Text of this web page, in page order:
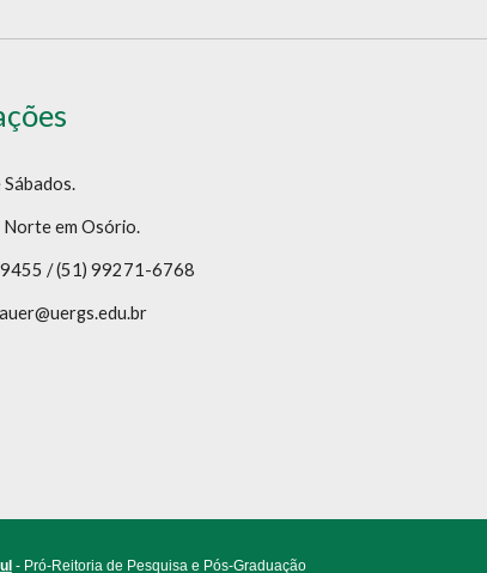
em Osório.
/ (51) 99271-6768
- Pró-Reitoria de Pesquisa e Pós-Graduação